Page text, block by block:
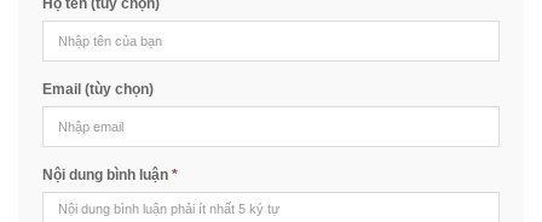
Email (tùy chọn)
Nội dung bình luận *